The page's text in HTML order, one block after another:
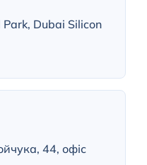
Dubai Silicon
44, офіс